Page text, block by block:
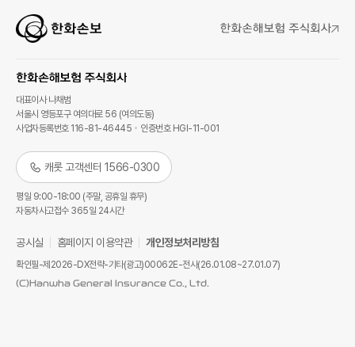
대표이사 나채범
서울시 영등포구 여의대로 56 (여의도동)
사업자등록번호 116-81-46445
인증번호 HGI-11-001
캐롯 고객센터 1566-0300
평일 9:00-18:00 (주말, 공휴일 휴무)
자동차사고접수 365일 24시간
공시실 홈페이지 이용약관 개인정보처리방침
확인필-제2026-DX전략-기타(광고)00062E-전사(26.01.08~27.01.07)
(C)Hanwha General Insurance Co., Ltd.